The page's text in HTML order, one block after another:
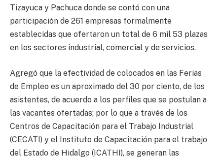
Tizayuca y Pachuca donde se contó con una
participación de 261 empresas formalmente
establecidas que ofertaron un total de 6 mil 53 plazas
en los sectores industrial, comercial y de servicios.
Agregó que la efectividad de colocados en las Ferias
de Empleo es un aproximado del 30 por ciento, de los
asistentes, de acuerdo a los perfiles que se postulan a
las vacantes ofertadas; por lo que a través de los
Centros de Capacitación para el Trabajo Industrial
(CECATI) y el Instituto de Capacitación para el trabajo
del Estado de Hidalgo (ICATHI), se generan las